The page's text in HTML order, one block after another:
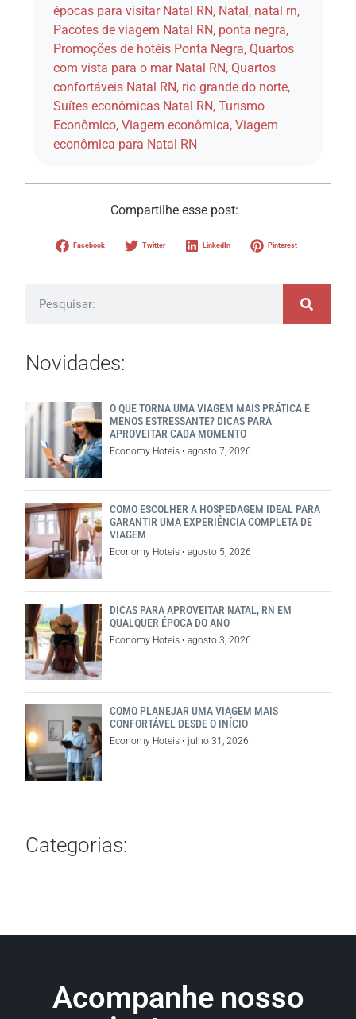
épocas para visitar Natal RN, Natal, natal rn,
Pacotes de viagem Natal RN, ponta negra,
Promoções de hotéis Ponta Negra, Quartos
com vista para o mar Natal RN, Quartos
confortáveis Natal RN, rio grande do norte,
Suítes econômicas Natal RN, Turismo
Econômico, Viagem econômica, Viagem
econômica para Natal RN
Compartilhe esse post:
Facebook Twitter LinkedIn Pinterest
Novidades:
O QUE TORNA UMA VIAGEM MAIS PRÁTICA E
MENOS ESTRESSANTE? DICAS PARA
APROVEITAR CADA MOMENTO
Economy Hoteis agosto 7, 2026
COMO ESCOLHER A HOSPEDAGEM IDEAL PARA
GARANTIR UMA EXPERIÊNCIA COMPLETA DE
VIAGEM
Economy Hoteis agosto 5, 2026
DICAS PARA APROVEITAR NATAL, RN EM
QUALQUER ÉPOCA DO ANO
Economy Hoteis agosto 3, 2026
COMO PLANEJAR UMA VIAGEM MAIS
CONFORTÁVEL DESDE O INÍCIO
Economy Hoteis julho 31, 2026
Categorias:
Acompanhe nosso